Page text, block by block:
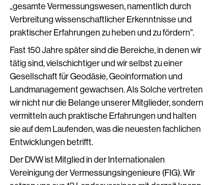
„gesamte Vermessungswesen, namentlich durch
Verbreitung wissenschaftlicher Erkenntnisse und
praktischer Erfahrungen zu heben und zu fördern".
Fast 150 Jahre später sind die Bereiche, in denen wir
tätig sind, vielschichtiger und wir selbst zu einer
Gesellschaft für Geodäsie, Geoinformation und
Landmanagement gewachsen. Als Solche vertreten
wir nicht nur die Belange unserer Mitglieder, sondern
vermitteln auch praktische Erfahrungen und halten
sie auf dem Laufenden, was die neuesten fachlichen
Entwicklungen betrifft.
Der DVW ist Mitglied in der Internationalen
Vereinigung der Vermessungsingenieure (FIG). Wir